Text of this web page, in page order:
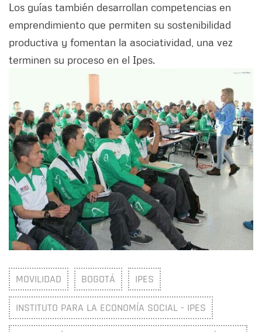
Los guías también desarrollan competencias en
emprendimiento que permiten su sostenibilidad
productiva y fomentan la asociatividad, una vez
terminen su proceso en el Ipes.
MOVILIDAD BOGOTÁ IPES
INSTITUTO PARA LA ECONOMÍA SOCIAL - IPES